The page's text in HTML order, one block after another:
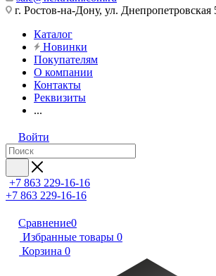
г. Ростов-на-Дону, ул. Днепропетровская
Каталог
Новинки
Покупателям
О компании
Контакты
Реквизиты
...
Войти
+7 863 229-16-16
+7 863 229-16-16
Сравнение0
Избранные товары 0
Корзина 0